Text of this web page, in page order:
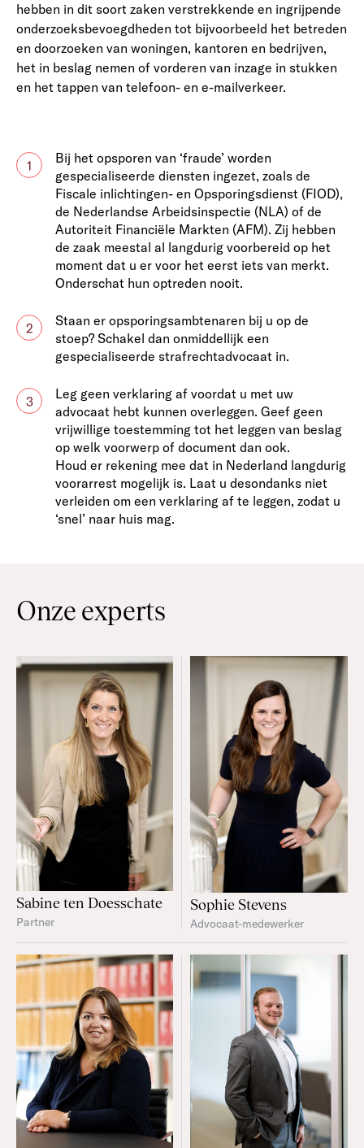
hebben in dit soort zaken verstrekkende en ingrijpende
onderzoeksbevoegdheden tot bijvoorbeeld het betreden
en doorzoeken van woningen, kantoren en bedrijven,
het in beslag nemen of vorderen van inzage in stukken
en het tappen van telefoon- en e-mailverkeer.
1
Bij het opsporen van ‘fraude’ worden
gespecialiseerde diensten ingezet, zoals de
Fiscale inlichtingen- en Opsporingsdienst (FIOD),
de Nederlandse Arbeidsinspectie (NLA) of de
Autoriteit Financiële Markten (AFM). Zij hebben
de zaak meestal al langdurig voorbereid op het
moment dat u er voor het eerst iets van merkt.
Onderschat hun optreden nooit.
2
Staan er opsporingsambtenaren bij u op de
stoep? Schakel dan onmiddellijk een
gespecialiseerde strafrechtadvocaat in.
3
Leg geen verklaring af voordat u met uw
advocaat hebt kunnen overleggen. Geef geen
vrijwillige toestemming tot het leggen van beslag
op welk voorwerp of document dan ook.
Houd er rekening mee dat in Nederland langdurig
voorarrest mogelijk is. Laat u desondanks niet
verleiden om een verklaring af te leggen, zodat u
‘snel’ naar huis mag.
Onze experts
Sabine ten Doesschate
Partner
Sophie Stevens
Advocaat-medewerker